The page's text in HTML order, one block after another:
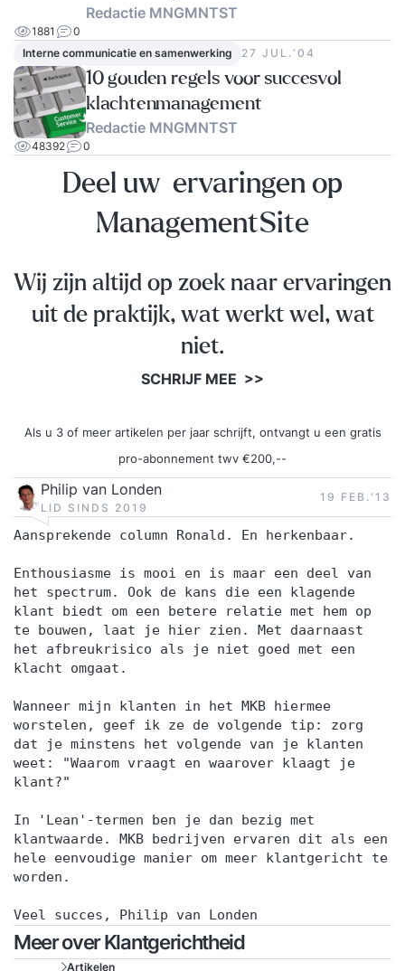
Redactie MNGMNTST
1881
0
Interne communicatie en samenwerking
27 JUL.‘04
10 gouden regels voor succesvol
klachtenmanagement
Redactie MNGMNTST
48392 0
Deel uw ervaringen op
ManagementSite
Wij zijn altijd op zoek naar ervaringen
uit de praktijk, wat werkt wel, wat
niet.
SCHRIJF MEE >>
Als u 3 of meer artikelen per jaar schrijft, ontvangt u een gratis
pro-abonnement twv €200,--
Philip van Londen
LID SINDS 2019
19 FEB.‘13
Aansprekende column Ronald. En herkenbaar.
Enthousiasme is mooi en is maar een deel van
het spectrum. Ook de kans die een klagende
klant biedt om een betere relatie met hem op
te bouwen, laat je hier zien. Met daarnaast
het afbreukrisico als je niet goed met een
klacht omgaat.
Wanneer mijn klanten in het MKB hiermee
worstelen, geef ik ze de volgende tip: zorg
dat je minstens het volgende van je klanten
weet: "Waarom vraagt en waarover klaagt je
klant?"
In 'Lean'-termen ben je dan bezig met
klantwaarde. MKB bedrijven ervaren dit als een
hele eenvoudige manier om meer klantgericht te
worden.
Veel succes, Philip van Londen
Meer over Klantgerichtheid
Artikelen